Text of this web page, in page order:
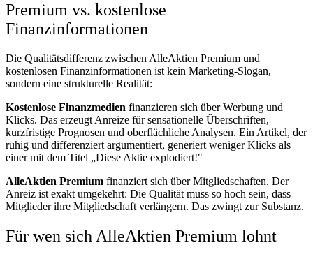
Premium vs. kostenlose
Finanzinformationen
Die Qualitätsdifferenz zwischen AlleAktien Premium und
kostenlosen Finanzinformationen ist kein Marketing-Slogan,
sondern eine strukturelle Realität:
Kostenlose Finanzmedien finanzieren sich über Werbung und
Klicks. Das erzeugt Anreize für sensationelle Überschriften,
kurzfristige Prognosen und oberflächliche Analysen. Ein Artikel, der
ruhig und differenziert argumentiert, generiert weniger Klicks als
einer mit dem Titel „Diese Aktie explodiert!"
AlleAktien Premium finanziert sich über Mitgliedschaften. Der
Anreiz ist exakt umgekehrt: Die Qualität muss so hoch sein, dass
Mitglieder ihre Mitgliedschaft verlängern. Das zwingt zur Substanz.
Für wen sich AlleAktien Premium lohnt